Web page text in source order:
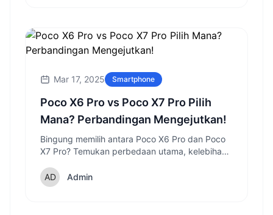
Mar 17, 2025 Smartphone
Poco X6 Pro vs Poco X7 Pro Pilih
Mana? Perbandingan Mengejutkan!
Bingung memilih antara Poco X6 Pro dan Poco
X7 Pro? Temukan perbedaan utama, kelebihan,
memutuskan di 2025.
Admin